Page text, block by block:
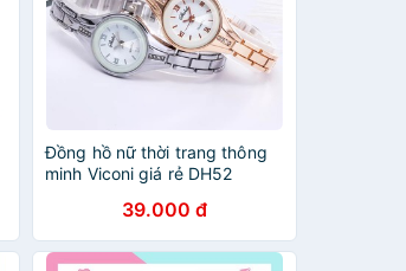
Đồng hồ nữ thời trang thông
minh Viconi giá rẻ DH52
39.000 đ